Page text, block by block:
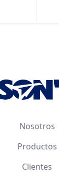
Nosotros
Productos
Clientes